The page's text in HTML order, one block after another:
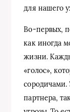
для нашего
Во-первых,
как иногда
жизни.
«голос»,
партнера,